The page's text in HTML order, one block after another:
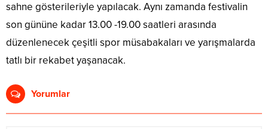
sahne gösterileriyle yapılacak. Aynı zamanda festivalin
son gününe kadar 13.00 -19.00 saatleri arasında
düzenlenecek çeşitli spor müsabakaları ve yarışmalarda
tatlı bir rekabet yaşanacak.
Yorumlar